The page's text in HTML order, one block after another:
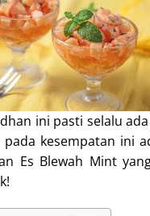
ini pasti selalu
kesempatan ini
Es Blewah Mint